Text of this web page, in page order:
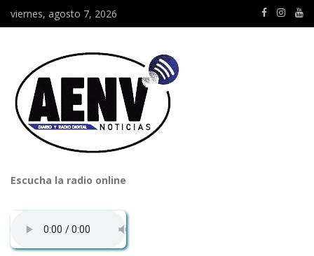
viernes, agosto 7, 2026
Escucha la radio online